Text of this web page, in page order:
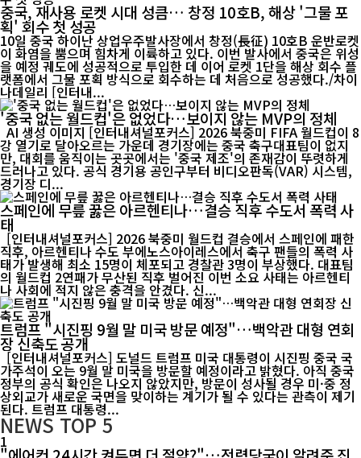
중국, 재사용 로켓 시대 성큼… 창정 10호B, 해상 '그물 포
획' 회수 첫 성공
10일 중국 하이난 상업우주발사장에서 창정(長征) 10호B 운반로켓
이 화염을 뿜으며 힘차게 이륙하고 있다. 이번 발사에서 중국은 위성
을 예정 궤도에 성공적으로 투입한 데 이어 로켓 1단을 해상 회수 플
랫폼에서 그물 포획 방식으로 회수하는 데 처음으로 성공했다./차이
나데일리 [인터내...
'중국 없는 월드컵'은 없었다…보이지 않는 MVP의 정체
강 열기로 달아오르는 가운데 경기장에는 중국 축구대표팀이 없지
만, 대회를 움직이는 곳곳에서는 '중국 제조'의 존재감이 뚜렷하게
드러나고 있다. 공식 경기용 공인구부터 비디오판독(VAR) 시스템,
경기장 디...
스페인에 무릎 꿇은 아르헨티나…결승 직후 수도서 폭력 사
태
[인터내셔널포커스] 2026 북중미 월드컵 결승에서 스페인에 패한
직후, 아르헨티나 수도 부에노스아이레스에서 축구 팬들의 폭력 사
태가 발생해 최소 15명이 체포되고 경찰관 3명이 부상했다. 대표팀
의 월드컵 2연패가 무산된 직후 벌어진 이번 소요 사태는 아르헨티
나 사회에 적지 않은 충격을 안겼다. 신...
트럼프 "시진핑 9월 말 미국 방문 예정"…백악관 대형 연회
장 신축도 공개
[인터내셔널포커스] 도널드 트럼프 미국 대통령이 시진핑 중국 국
가주석이 오는 9월 말 미국을 방문할 예정이라고 밝혔다. 아직 중국
정부의 공식 확인은 나오지 않았지만, 방문이 성사될 경우 미·중 정
상외교가 새로운 국면을 맞이하는 계기가 될 수 있다는 관측이 제기
된다. 트럼프 대통령...
NEWS TOP 5
1